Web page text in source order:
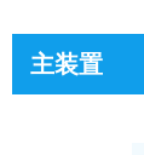
主装置